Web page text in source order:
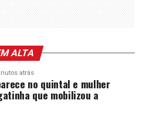
ALTA
atrás
no quintal e mulher
que mobilizou a